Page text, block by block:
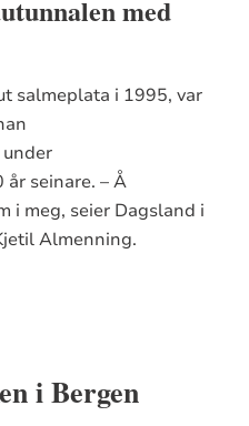
med
salmeplata i 1995, var
under
seinare. – Å
i meg, seier Dagsland i
Almenning.
i Bergen